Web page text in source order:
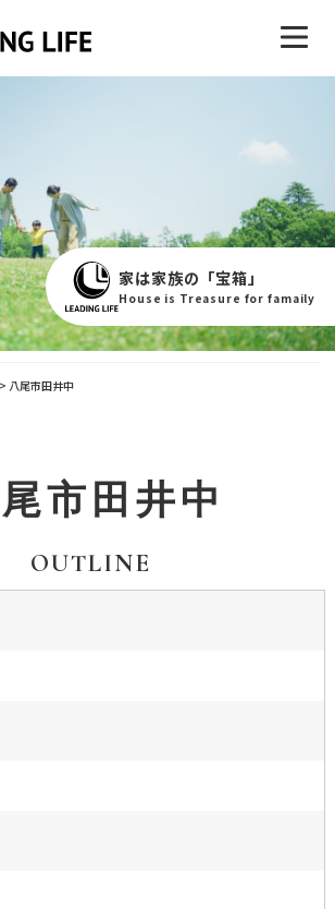
家は家族の「宝箱」
House is Treasure for famaily
> 八尾市田井中
市田井中
OUTLINE